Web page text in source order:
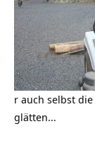
r auch selbst
glätten…